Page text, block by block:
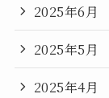
2025年6月
2025年5月
2025年4月